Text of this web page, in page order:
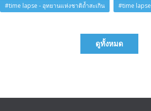
#time lapse - อุทยานแห่งชาติถ้ำสะเกิน
#time lapse
ดูทั้งหมด